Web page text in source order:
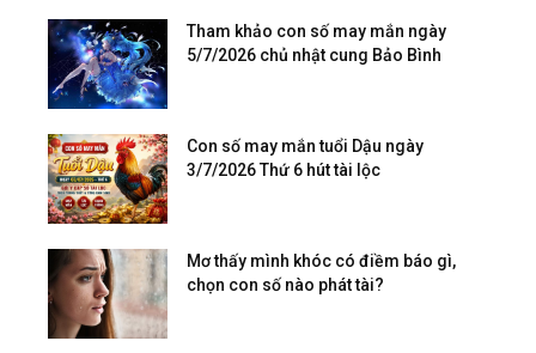
Tham khảo con số may mắn ngày
5/7/2026 chủ nhật cung Bảo Bình
Con số may mắn tuổi Dậu ngày
3/7/2026 Thứ 6 hút tài lộc
Mơ thấy mình khóc có điềm báo gì,
chọn con số nào phát tài?